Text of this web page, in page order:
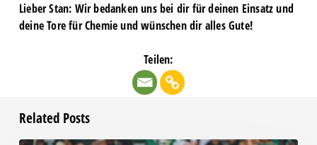
Lieber Stan: Wir bedanken uns bei dir für deinen Einsatz und
deine Tore für Chemie und wünschen dir alles Gute!
Teilen:
Related Posts